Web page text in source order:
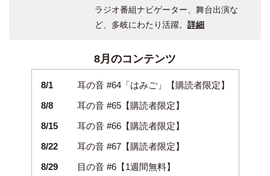
ラジオ番組ナビゲーター、舞台出演な
ど、多岐にわたり活躍。詳細
8月のコンテンツ
8/1
耳の音 #64「はみご」【購読者限定】
8/8
耳の音 #65【購読者限定】
8/15
耳の音 #66【購読者限定】
8/22
耳の音 #67【購読者限定】
8/29
目の音 #6【1週間無料】